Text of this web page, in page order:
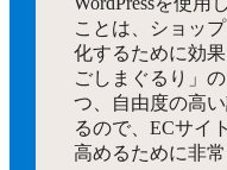
ことは、ショッ
化するために効
ごしまぐるり」
つ、自由度の高
るので、ECサイ
高めるために非